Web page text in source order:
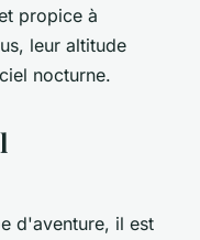
propice à
leur altitude
nocturne.
d'aventure, il est